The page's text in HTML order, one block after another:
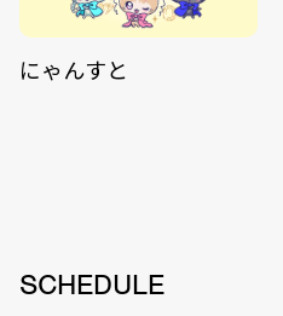
にゃんすと
SCHEDULE